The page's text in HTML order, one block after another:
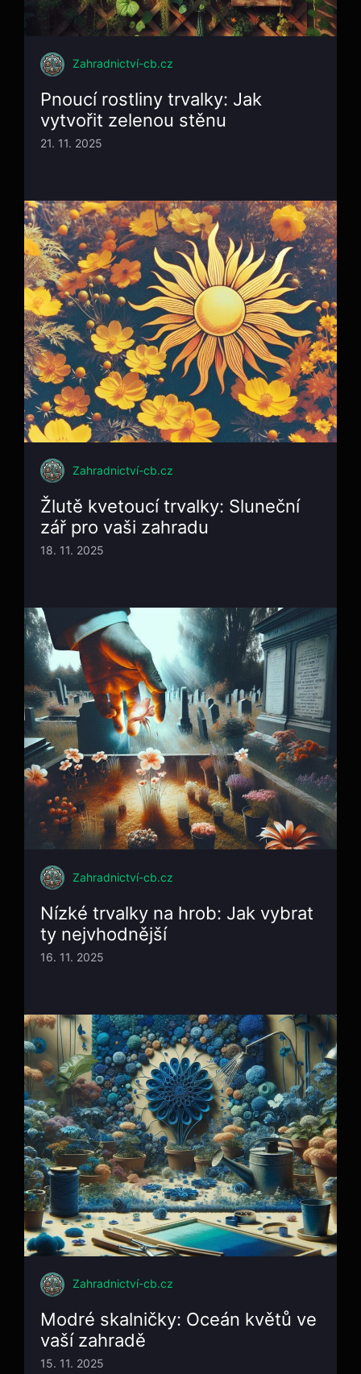
Zahradnictví-cb.cz
Pnoucí rostliny trvalky: Jak
vytvořit zelenou stěnu
21. 11. 2025
Zahradnictví-cb.cz
Žlutě kvetoucí trvalky: Sluneční
zář pro vaši zahradu
18. 11. 2025
Zahradnictví-cb.cz
Nízké trvalky na hrob: Jak vybrat
ty nejvhodnější
16. 11. 2025
Zahradnictví-cb.cz
Modré skalničky: Oceán květů ve
vaší zahradě
15. 11. 2025